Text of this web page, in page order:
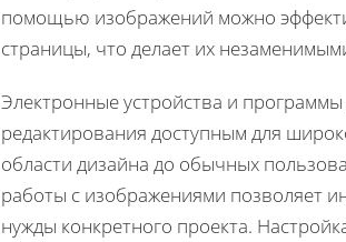
помощью изображений можно
страницы, что делает их
Электронные устройства и
редактирования доступным для
области дизайна до обычных
работы с изображениями позволяет
нужды конкретного проекта.